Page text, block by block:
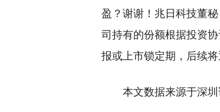
盈？谢谢！兆日科技董
司持有的份额根据投资
报或上市锁定期，后续
本文数据来源于深